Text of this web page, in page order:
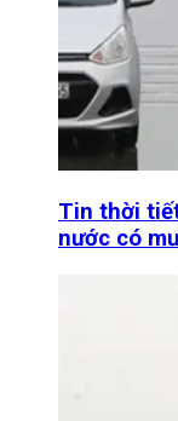
Tin thời
nước có